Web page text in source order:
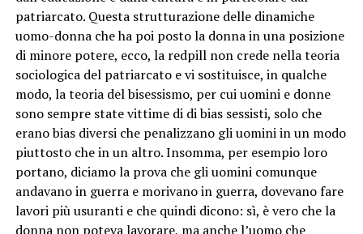
patriarcato. Questa strutturazione delle dinamiche
uomo-donna che ha poi posto la donna in una posizione
di minore potere, ecco, la redpill non crede nella teoria
sociologica del patriarcato e vi sostituisce, in qualche
modo, la teoria del bisessismo, per cui uomini e donne
sono sempre state vittime di di bias sessisti, solo che
erano bias diversi che penalizzano gli uomini in un modo
piuttosto che in un altro. Insomma, per esempio loro
portano, diciamo la prova che gli uomini comunque
andavano in guerra e morivano in guerra, dovevano fare
lavori più usuranti e che quindi dicono: sì, è vero che la
donna non poteva lavorare, ma anche l’uomo che